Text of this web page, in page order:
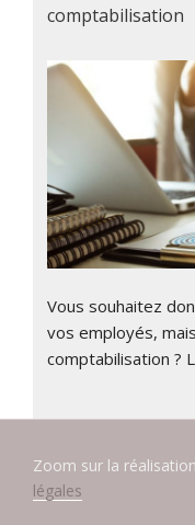
comptabilisation
Vous souhaitez
vos employés,
comptabilisation ?
Zoom sur la
légales